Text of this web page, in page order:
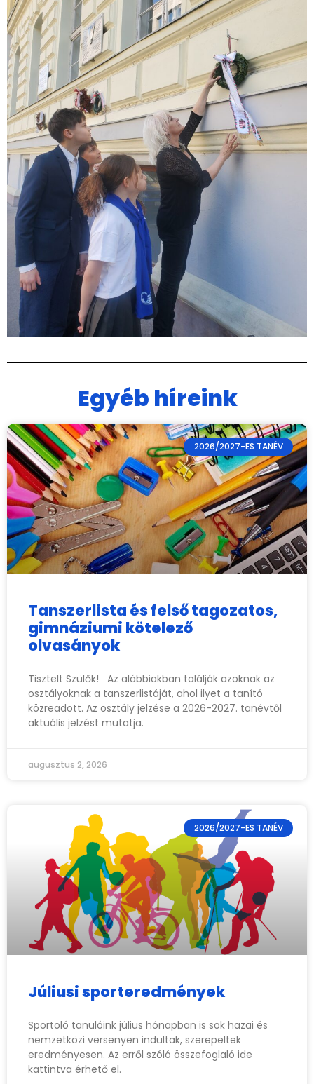
Egyéb híreink
2026/2027-ES TANÉV
Tanszerlista és felső tagozatos,
gimnáziumi kötelező
olvasányok
Tisztelt Szülők! Az alábbiakban találják azoknak az
osztályoknak a tanszerlistáját, ahol ilyet a tanító
közreadott. Az osztály jelzése a 2026-2027. tanévtől
aktuális jelzést mutatja.
augusztus 2, 2026
2026/2027-ES TANÉV
Júliusi sporteredmények
Sportoló tanulóink július hónapban is sok hazai és
nemzetközi versenyen indultak, szerepeltek
eredményesen. Az erről szóló összefoglaló ide
kattintva érhető el.